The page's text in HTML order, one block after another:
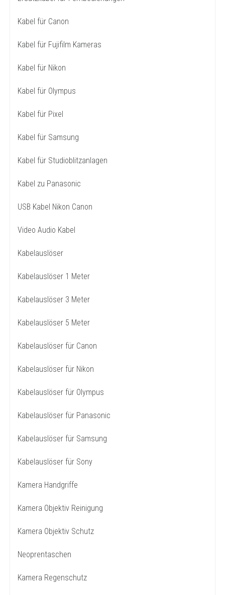
Kabel für Canon
Kabel für Fujifilm Kameras
Kabel für Nikon
Kabel für Olympus
Kabel für Pixel
Kabel für Samsung
Kabel für Studioblitzanlagen
Kabel zu Panasonic
USB Kabel Nikon Canon
Video Audio Kabel
Kabelauslöser
Kabelauslöser 1 Meter
Kabelauslöser 3 Meter
Kabelauslöser 5 Meter
Kabelauslöser für Canon
Kabelauslöser für Nikon
Kabelauslöser für Olympus
Kabelauslöser für Panasonic
Kabelauslöser für Samsung
Kabelauslöser für Sony
Kamera Handgriffe
Kamera Objektiv Reinigung
Kamera Objektiv Schutz
Neoprentaschen
Kamera Regenschutz